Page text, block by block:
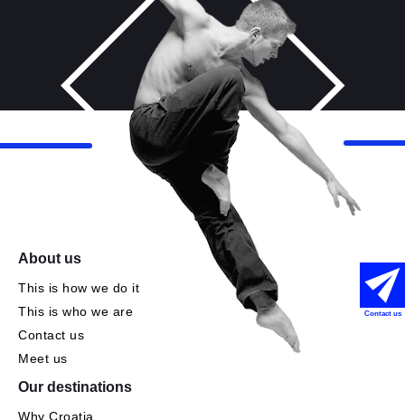
About us
This is how we do it
This is who we are
Contact us
Meet us
Our destinations
Why Croatia
Contact us